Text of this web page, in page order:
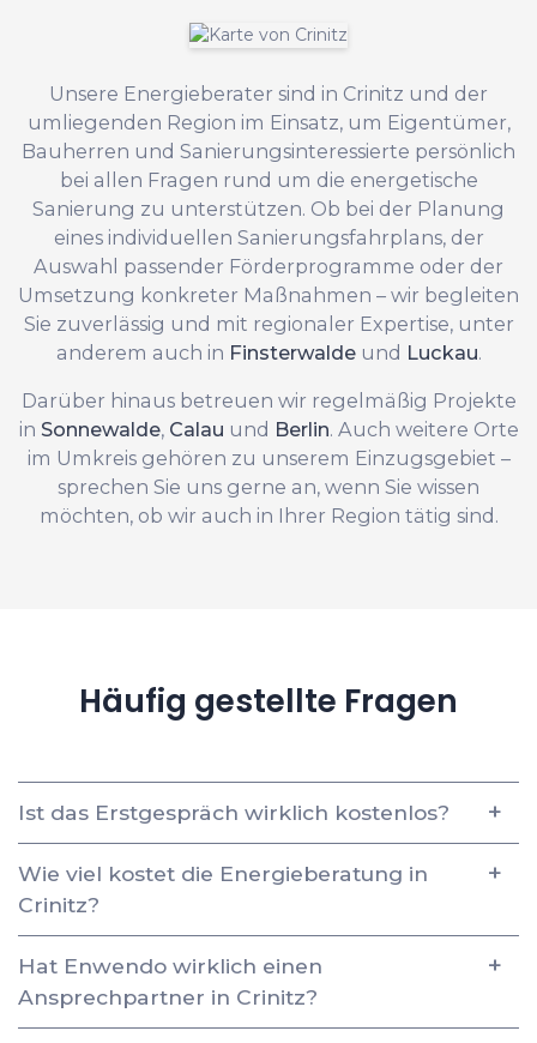
Unsere Energieberater sind in Crinitz und der
umliegenden Region im Einsatz, um Eigentümer,
Bauherren und Sanierungsinteressierte persönlich
bei allen Fragen rund um die energetische
Sanierung zu unterstützen. Ob bei der Planung
eines individuellen Sanierungsfahrplans, der
Auswahl passender Förderprogramme oder der
Umsetzung konkreter Maßnahmen – wir begleiten
Sie zuverlässig und mit regionaler Expertise, unter
anderem auch in Finsterwaldeund Luckau.
Darüber hinaus betreuen wir regelmäßig Projekte
in Sonnewalde, Calau und Berlin. Auch weitere Orte
im Umkreis gehören zu unserem Einzugsgebiet –
sprechen Sie uns gerne an, wenn Sie wissen
möchten, ob wir auch in Ihrer Region tätig sind.
Häufig gestellte Fragen
Ist das Erstgespräch wirklich kostenlos?
Wie viel kostet die Energieberatung in
Crinitz?
Hat Enwendo wirklich einen
Ansprechpartner in Crinitz?